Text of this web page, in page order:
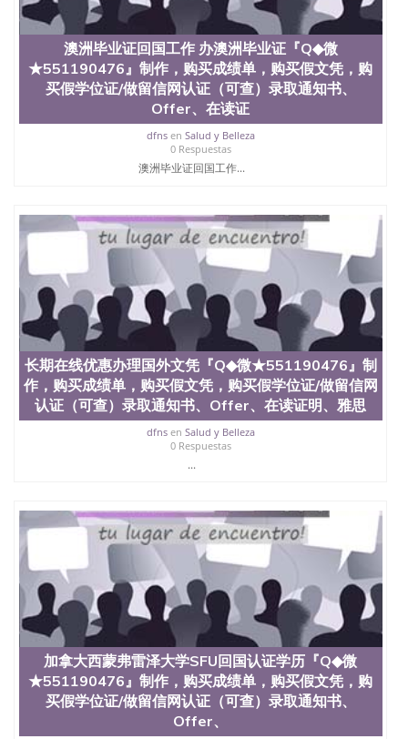
澳洲毕业证回国工作 办澳洲毕业证『Q◆微
★551190476』制作，购买成绩单，购买假文凭，购
买假学位证/做留信网认证（可查）录取通知书、
Offer、在读证
dfnsen Salud y Belleza
0 Respuestas
澳洲毕业证回国工作...
长期在线优惠办理国外文凭『Q◆微★551190476』制
作，购买成绩单，购买假文凭，购买假学位证/做留信网
认证（可查）录取通知书、Offer、在读证明、雅思
dfnsen Salud y Belleza
0 Respuestas
...
加拿大西蒙弗雷泽大学SFU回国认证学历『Q◆微
★551190476』制作，购买成绩单，购买假文凭，购
买假学位证/做留信网认证（可查）录取通知书、
Offer、